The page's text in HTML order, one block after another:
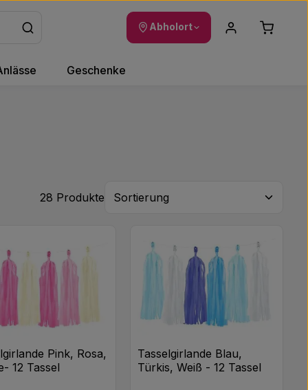
Abholort
Geschenke
28 Produkte
Pink, Rosa,
12 Tassel
Tasselgirlande Blau,
Türkis, Weiß - 12 Tassel